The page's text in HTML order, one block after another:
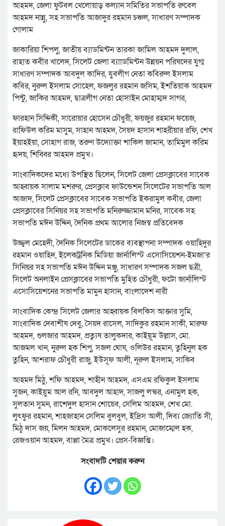
আহমদ, জেলা ফুটবল খেলোয়াড় কল্যান সমিতির সভাপতি রুবেল
আহমদ নান্নু, সহ সভাপতি আজাদুর রহমান চঞ্চল, সাধারণ সম্পাদক
গোলাম
জাকারিয়া শিপলু, জাতীয় ব্যাডমিন্টন তারকা জামিল আহমদ দুলাল,
রাহাত কবীর খালেদ, সিলেট জেলা ব্যাাডমিন্টন উন্নয়ন পরিষদের যুগ্ম
সাধারণ সম্পাদক আবদুল কাদির, যুবলীগ নেতা কবিরুল ইসলাম
কবির, নুরুল ইসলাম সোহেল, ফজলুর রহমান জসিম, ইশতিয়াক আহমদ
পিন্টু, জাকির আহমদ, ছাত্রলীগ নেতা হোসাইন মোহাম্মদ সাগর,
ফারহান সিদ্দিকী, সারোয়ার হোসেন চৌধুরী, ফয়জুর রহমান ফয়েজ,
রাফিউল করিম মাসুম, সাহান আহমদ, সৈয়দ হাসান শাহরীয়ার রফি, শেখ
ইয়াহইয়া, সোহাগ রাজ, তরুণ উদ্যোক্তা শাকিল জামান, তামিমুল করিম
হৃদয়, শিব্বির আহমদ প্রমুখ।
সাংবাদিকদের মধ্যে উপস্থিত ছিলেন, সিলেট জেলা প্রেসক্লাবের সাবেক
আহ্বায়ক সালাম মশরুর, প্রেসক্লাব ফাউন্ডেশন সিলেটের সভাপতি আল
আজাদ, সিলেট প্রেসক্লাবের সাবেক সভাপতি ইকরামুল কবীর, জেলা
প্রেসক্লাবের সিনিয়র সহ সভাপতি মনিরুজ্জামান মনির, সাবেক সহ
সভাপতি মঈন উদ্দিন, দৈনিক প্রথম আলোর নিজস্ব প্রতিবেদক
উজ্জ্বল মেহেদী, দৈনিক সিলেটের ডাকের ব্যবস্থাপনা সম্পাদক ওয়াহিদুর
রহমান ওয়াহিদ, ইলেকট্রনিক মিডিয়া জার্নালিস্ট এসোসিয়েশন-ইমজা’র
সিনিয়র সহ সভাপতি মঈন উদ্দিন মঞ্জু, সাধারণ সম্পাদক সজল ছত্রী,
সিলেট অনলাইন প্রেসক্লাবের সভাপতি মুহিত চৌধুরী, ফটো জার্নালিস্ট
এসোসিয়েশনের সভাপতি মামুন হাসান, বাংলাদেশ নারী
সাংবাদিক কেন্দ্র সিলেট জেলার আহ্বায়ক বিলকিস আক্তার সুমি,
সাংবাদিক দেবাশীষ দেবু, সৈয়দ রাসেল, সাদিকুর রহমান সাকী, মারুফ
আহমদ, গুলজার আহমদ, প্রত্যুষ তালুকদার, কাইয়ূম উল্লাস, মো.
আজমল খান, নুরুল হক শিপু, সজল ঘোষ, ওলিউর রহমান, তুহিনুল হক
তুহিন, আশরাফ চৌধুরী রাজু, ইউসূফ আলী, নূরুল ইসলাম, সাকিব
আহমদ মিঠু, শফি আহমদ, শাহীন আহমদ, এসএম রফিকুল ইসলাম
সুজন, কাইয়ুম আল রনি, আবদুল আহাদ, সাজলু লস্কর, এনামুল হক,
সুলতান সুমন, রাশেদুল হাসান শোয়েব, সেলিম আহমদ, শেখ মো.
লুৎফুর রহমান, শাহজাহান সেলিম বুলবুল, ইদ্রিস আলী, দিব্য জ্যোতি সী,
মিঠু দাস জয়, মিলন আহমদ, মোকলেসুর রহমান, মোজাম্মেল হক,
রেজওয়ান আহমদ, বাপ্পা মৈত্র প্রমুখ। প্রেস-বিজ্ঞপ্তি।
সংবাদটি শেয়ার করুন